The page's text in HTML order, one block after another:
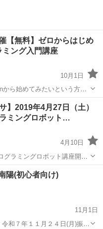
【無料】ゼロからはじめ
ング入門講座
10月1日
ら始めてみたいという方の
意いたしました。 当講座
上の参加者が参加している人
】2019年4月27日（土）
ミングロボット…
4月10日
グラミングロボット講座開催
必須化の前に 楽しくプログ
...
陽(初心者向け)
11月1日